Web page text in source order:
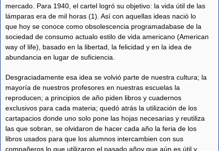
mercado. Para 1940, el cartel logró su objetivo: la vida útil de las
lámparas era de mil horas (1). Así con aquellas ideas nació lo
que hoy se conoce como obsolescencia programadabase de la
sociedad de consumo actualo estilo de vida americano (American
way of life), basado en la libertad, la felicidad y en la idea de
abundancia en lugar de suficiencia.
Desgraciadamente esa idea se volvió parte de nuestra cultura; la
mayoría de nuestros profesores en nuestras escuelas la
reproducen; a principios de año piden libros y cuadernos
exclusivos para cada materia; quedó atrás la utilización de los
cartapacios donde uno solo pone las hojas necesarias y reutiliza
las que sobran, se olvidaron de hacer cada año la feria de los
libros usados para que los alumnos intercambien con sus
compañeros lo que utilizaron el pasado añoy que aún es útil y